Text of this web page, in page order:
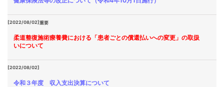
[2022/08/02]重要
柔道整復施術療養費における「患者ごとの償還払いへの変更」の取扱
いについて
[2022/08/02]
令和３年度 収入支出決算について